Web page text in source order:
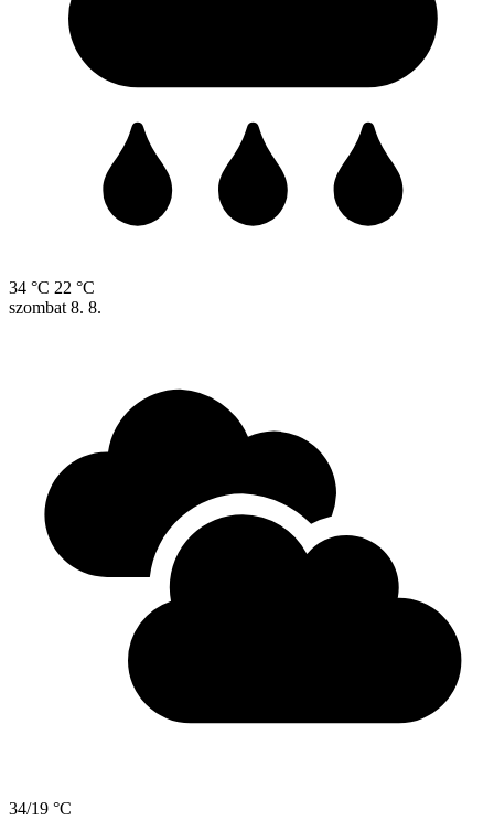
34 °C 22 °C
szombat 8. 8.
34/19 °C